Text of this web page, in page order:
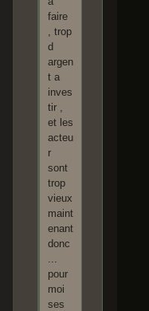
faire
, trop
d
argen
t a
inves
tir ,
et les
acteu
r
sont
trop
vieux
maint
enant
donc
pour
moi
ses